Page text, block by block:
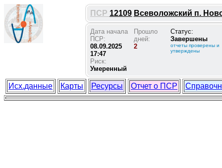
ПСР 12109 Всеволожский п.
Дата начала
ПСР:
08.09.2025
17:47
Риск:
Умеренный
Прошло
дней:
2
Статус:
Завершены
отчеты проверены и
утверждены
Исх.данные Карты Ресурсы Отчет о ПСР